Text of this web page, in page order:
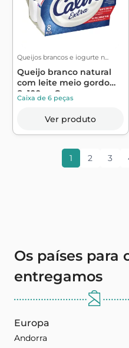
Queijos brancos e iogurte n...
Queijo branco natural
com leite meio gordo
8x100g - C...
Caixa de 6 peças
Ver produto
1 2 3
Os países para
entregamos
Europa
Andorra